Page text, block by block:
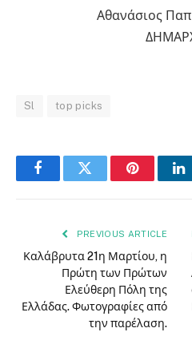
Αθανάσιος
Sl top picks
FacebookTwitter Pinterest
PREVIOUS ARTICLE
Καλάβρυτα 21η Μαρτίου, η
Πρώτη των Πρώτων
Ελεύθερη Πόλη της
Ελλάδας. Φωτογραφίες από
την παρέλαση.